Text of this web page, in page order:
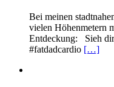
Bei meinen
vielen Höhenmetern
Entdeckung: Sieh dir
#fatdadcardio […]